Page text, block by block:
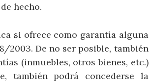
hecho.
si ofrece como garantía alguna
2003. De no ser posible, también
(inmuebles, otros bienes, etc.)
también podrá concederse la